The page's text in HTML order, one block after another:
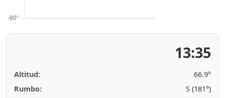
13:35
Altitud:
66.9°
Rumbo:
S (181°)